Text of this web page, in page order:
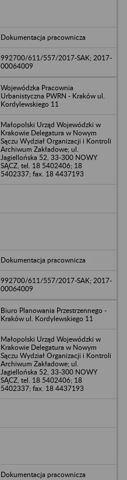
Dokumentacja pracownicza
992700/611/557/2017-SAK; 2017-
00064009
Wojewódzka Pracownia
Urbanistyczna PWRN - Kraków ul.
Kordylewskiego 11
Małopolski Urząd Wojewódzki w
Krakowie Delegatura w Nowym
Sączu Wydział Organizacji i Kontroli
Archiwum Zakładowe; ul.
Jagiellońska 52, 33-300 NOWY
SĄCZ, tel. 18 5402406; 18
5402337; fax. 18 4437193
Dokumentacja pracownicza
992700/611/557/2017-SAK; 2017-
00064009
Biuro Planowania Przestrzennego -
Kraków ul. Kordylewskiego 11
Małopolski Urząd Wojewódzki w
Krakowie Delegatura w Nowym
Sączu Wydział Organizacji i Kontroli
Archiwum Zakładowe; ul.
Jagiellońska 52, 33-300 NOWY
SĄCZ, tel. 18 5402406; 18
5402337; fax. 18 4437193
Dokumentacja pracownicza